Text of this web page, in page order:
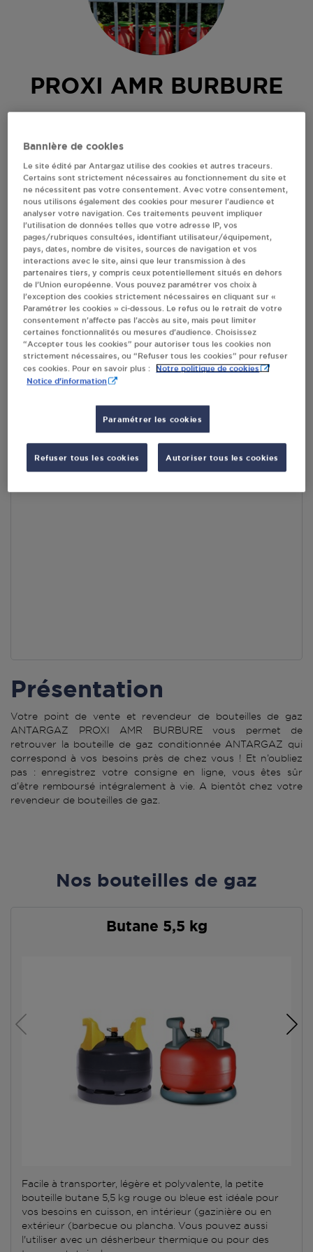
PROXI AMR BURBURE
S'Y RENDRE
AFFICHER LE TÉLÉPHONE
RECEVOIR LES COORDONNÉES DU REVENDEUR
En cliquant sur « S’y rendre », j’autorise le traitement
d’informations (dont mon adresse IP) et leur transfert hors UE
par Google Maps afin d’afficher la carte.
En savoir plus
Accès
Présentation
Votre point de vente et revendeur de bouteilles de gaz
ANTARGAZ PROXI AMR BURBURE vous permet de
retrouver la bouteille de gaz conditionnée ANTARGAZ qui
correspond à vos besoins près de chez vous ! Et n’oubliez
pas : enregistrez votre consigne en ligne, vous êtes sûr
d’être remboursé intégralement à vie. A bientôt chez votre
revendeur de bouteilles de gaz.
Nos bouteilles de gaz
Butane 5,5 kg
Facile à transporter, légère et polyvalente, la petite
bouteille butane 5,5 kg rouge ou bleue est idéale pour
vos besoins en cuisson, en intérieur (gazinière ou en
extérieur (barbecue ou plancha. Vous pouvez aussi
l'utiliser avec un désherbeur thermique ou pour des
Bannière de cookies
Le site édité par Antargaz utilise des cookies et autres traceurs.
Certains sont strictement nécessaires au fonctionnement du site et
ne nécessitent pas votre consentement. Avec votre consentement,
nous utilisons également des cookies pour mesurer l’audience et
analyser votre navigation. Ces traitements peuvent impliquer
l’utilisation de données telles que votre adresse IP, vos
pages/rubriques consultées, identifiant utilisateur/équipement,
pays, dates, nombre de visites, sources de navigation et vos
interactions avec le site, ainsi que leur transmission à des
partenaires tiers, y compris ceux potentiellement situés en dehors
de l’Union européenne. Vous pouvez paramétrer vos choix à
l’exception des cookies strictement nécessaires en cliquant sur «
Paramétrer les cookies » ci-dessous. Le refus ou le retrait de votre
consentement n’affecte pas l’accès au site, mais peut limiter
certaines fonctionnalités ou mesures d’audience. Choisissez
“Accepter tous les cookies” pour autoriser tous les cookies non
strictement nécessaires, ou “Refuser tous les cookies” pour refuser
ces cookies. Pour en savoir plus :
Notre politique de cookies
Notice d'information
Paramétrer les cookies
Refuser tous les cookies Autoriser tous les cookies